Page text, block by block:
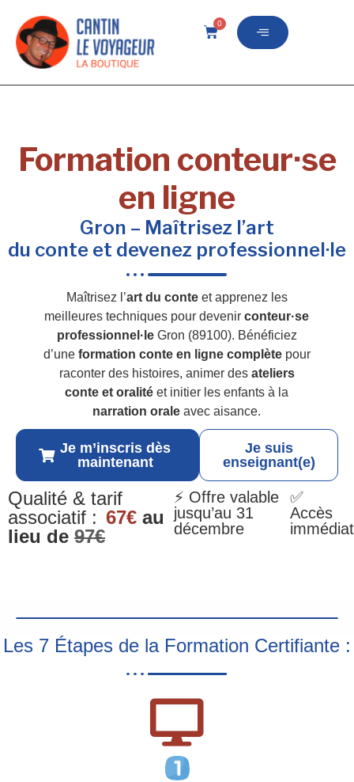
0
Formation conteur·se
en ligne
Gron – Maîtrisez l’art
du conte et devenez professionnel·le
Maîtrisez l’art du conteet apprenez les
meilleures techniques pour devenirconteur·se
professionnel·leGron (89100). Bénéficiez
d’une formation conte en ligne complètepour
raconter des histoires, animer des ateliers
conte et oralité et initier les enfants à la
narration orale avec aisance.
Je m’inscris dès
maintenant
Je suis
enseignant(e)
Qualité & tarif
associatif : 67€ au
lieu de 97€
⚡ Offre valable
jusqu’au 31
décembre
✅
Accès
immédiat
Les 7 Étapes de la Formation Certifiante :